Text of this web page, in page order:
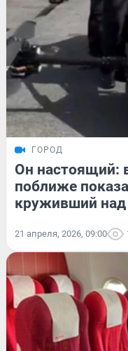
ГОРОД
Он настоящий:
поближе
круживший
21 апреля, 2026, 09:00